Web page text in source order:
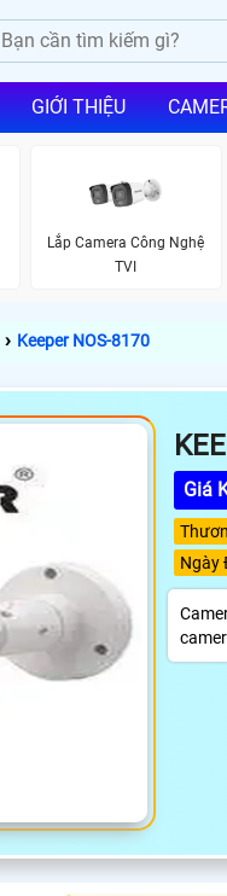
GIỚI THIỆU
Lắp Camera Công Nghệ
TVI
› Keeper NOS-8170
Giá
Ngày